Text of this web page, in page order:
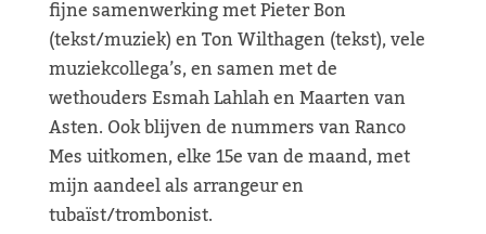
fijne samenwerking met Pieter Bon
(tekst/muziek) en Ton Wilthagen (tekst), vele
muziekcollega’s, en samen met de
wethouders Esmah Lahlah en Maarten van
Asten. Ook blijven de nummers van Ranco
Mes uitkomen, elke 15e van de maand, met
mijn aandeel als arrangeur en
tubaïst/trombonist.